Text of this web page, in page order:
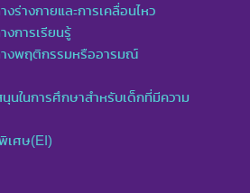
ร่างกายและการเคลื่อนไหว
งการเรียนรู้
งพฤติกรรมหรืออารมณ์
นในการศึกษาสำหรับเด็กที่มีความ
เศษ(EI)